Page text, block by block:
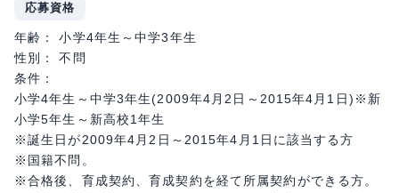
応募資格
年齢： 小学4年生～中学3年生
性別： 不問
条件：
小学4年生～中学3年生(2009年4月2日～2015年4月1日)※新
小学5年生～新高校1年生
※誕生日が2009年4月2日～2015年4月1日に該当する方
※国籍不問。
※合格後、育成契約、育成契約を経て所属契約ができる方。